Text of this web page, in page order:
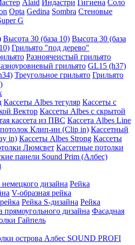
Alaid Индастри Гигиена Соло
Opta Gedina Sombra Стеновые
G
Высота 30 (база 10) Высота 30 (база
Грильято "под дерево"
Разноячеистый грильято
грильято GL15 (h37)
Треугольное грильято Грильято
Кассеты Albes тегуляр Кассеты с
Вектор Кассеты Albes с скрытой
кассета из ПВС Кассета Albes Line
Клип-ин (Clip in) Кассетный
in) Кассеты Albes Strong Кассеты
Люмсвет Кассетные потолки
панели Sound Prim (Албес)
немецкого дизайна Рейка
V-образная рейка
Рейка S-дизайна Рейка
прямоугольного дизайна Фасадная
Гайпель
острова Албес SOUND PROFI